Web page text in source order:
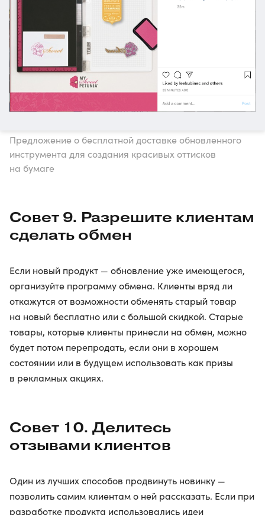
Предложение о бесплатной доставке обновленного
инструмента для создания красивых оттисков
на бумаге
Совет 9. Разрешите клиентам
сделать обмен
Если новый продукт — обновление уже имеющегося,
организуйте программу обмена. Клиенты вряд ли
откажутся от возможности обменять старый товар
на новый бесплатно или с большой скидкой. Старые
товары, которые клиенты принесли на обмен, можно
будет потом перепродать, если они в хорошем
состоянии или в будущем использовать как призы
в рекламных акциях.
Совет 10. Делитесь
отзывами клиентов
Один из лучших способов продвинуть новинку —
позволить самим клиентам о ней рассказать. Если при
разработке продукта использовались идеи